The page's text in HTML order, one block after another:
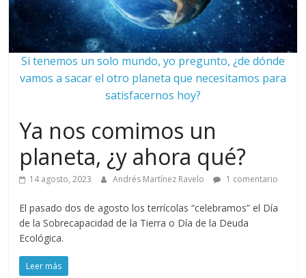
Si tenemos un solo mundo, yo pregunto, ¿de dónde
vamos a sacar el otro planeta que necesitamos para
satisfacernos hoy?
Ya nos comimos un
planeta, ¿y ahora qué?
14 agosto, 2023 Andrés Martínez Ravelo 1 comentario
El pasado dos de agosto los terrícolas “celebramos” el Día
de la Sobrecapacidad de la Tierra o Día de la Deuda
Ecológica.
Leer más